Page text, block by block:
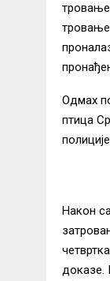
тровање
Одмах
птица
Након
доказе.